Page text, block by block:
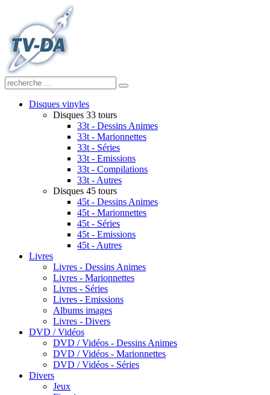
Disques vinyles
Disques 33 tours
33t - Dessins Animes
33t - Marionnettes
33t - Séries
33t - Emissions
33t - Compilations
33t - Autres
Disques 45 tours
45t - Dessins Animes
45t - Marionnettes
45t - Séries
45t - Emissions
45t - Autres
Livres
Livres - Dessins Animes
Livres - Marionnettes
Livres - Séries
Livres - Emissions
Albums images
Livres - Divers
DVD / Vidéos
DVD / Vidéos - Dessins Animes
DVD / Vidéos - Marionnettes
DVD / Vidéos - Séries
Divers
Jeux